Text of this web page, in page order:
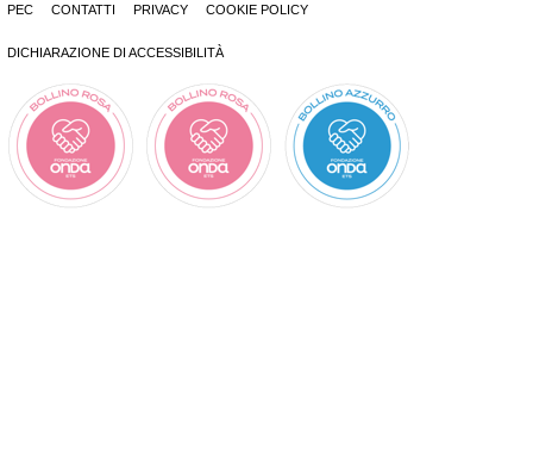
PEC CONTATTI PRIVACY COOKIE POLICY
DICHIARAZIONE DI ACCESSIBILITÀ